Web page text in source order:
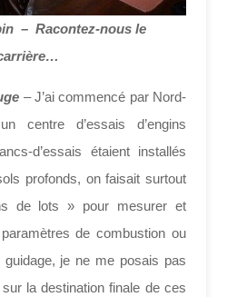
– Racontez-nous le
– J’ai commencé par Nord-
centre d’essais d’engins
d’essais étaient installés
profonds, on faisait surtout
de lots » pour mesurer et
de combustion ou
je ne me posais pas
la destination finale de ces